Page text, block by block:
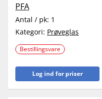
PFA
Antal / pk: 1
Kategori: Prøveglas
Bestillingsvare
Log ind for priser